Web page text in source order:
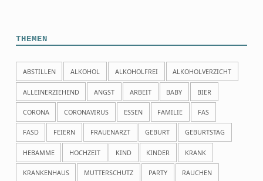
THEMEN
ABSTILLEN ALKOHOL ALKOHOLFREI ALKOHOLVERZICHT
ALLEINERZIEHEND ANGST ARBEIT BABY BIER
CORONA CORONAVIRUS ESSEN FAMILIE FAS
FASD FEIERN FRAUENARZT GEBURT GEBURTSTAG
HEBAMME HOCHZEIT KIND KINDER KRANK
KRANKENHAUS MUTTERSCHUTZ PARTY RAUCHEN